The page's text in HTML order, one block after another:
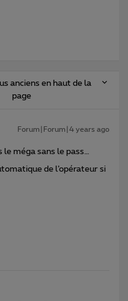
anciens en haut de la
page
Forum|Forum|4 years ago
le méga sans le pass…
de l’opérateur si